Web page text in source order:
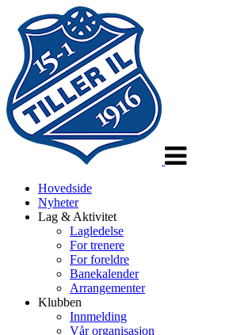
Hovedside
Nyheter
Lag & Aktivitet
Lagledelse
For trenere
For foreldre
Banekalender
Arrangementer
Klubben
Innmelding
Vår organisasjon